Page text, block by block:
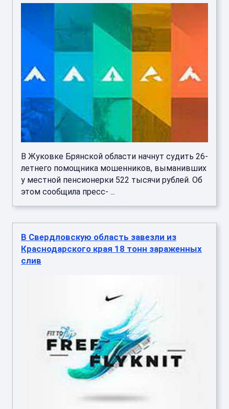
В Жуковке Брянской области начнут судить 26-
летнего помощника мошенников, выманивших
у местной пенсионерки 522 тысячи рублей. Об
этом сообщила пресс- ...
В Свердловскую область завезли из
Краснодарского края 18 тонн зараженных
слив